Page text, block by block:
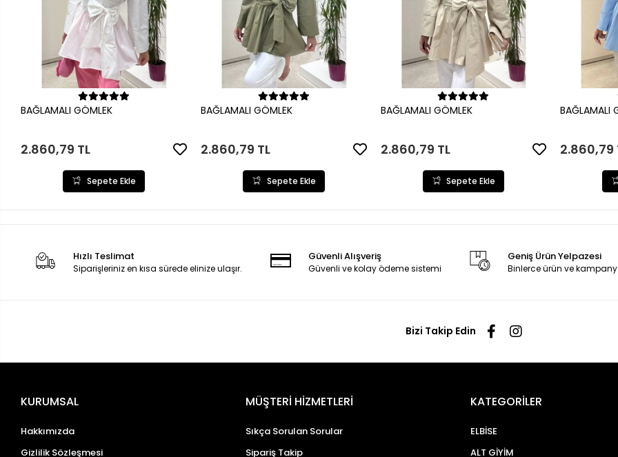
Sepete Ekle
BAĞLAMALI GÖMLEK
2.860,79 TL
Sepete Ekle
Sepete Ekle
BAĞLAMALI GÖMLEK
2.860,79 TL
Sepete Ekle
Sepete Ekle
BAĞLAMALI GÖMLEK
2.860,79 TL
Sepete Ekle
BAĞLAMALI
2.860,79
Hızlı Teslimat
Siparişleriniz en kısa sürede elinize ulaşır.
Güvenli Alışveriş
Güvenli ve kolay ödeme sistemi
Geniş Ürün Yelpazesi
Binlerce ürün ve
Bizi Takip Edin
KURUMSAL
Hakkımızda
Gizlilik Sözleşmesi
MÜŞTERİ HİZMETLERİ
Sıkça Sorulan Sorular
Sipariş Takip
KATEGORİLER
ELBİSE
ALT GİYİM